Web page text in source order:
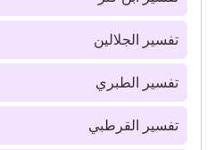
تفسير الجلالين
تفسير الطبري
تفسير القرطبي